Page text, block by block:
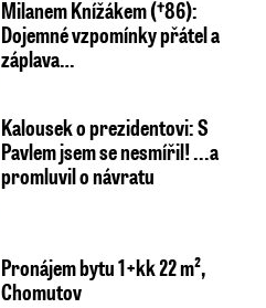
Milanem Knížákem (†86):
Dojemné vzpomínky přátel a
záplava…
Kalousek o prezidentovi: S
Pavlem jsem se nesmířil! ...a
promluvil o návratu
Pronájem bytu 1+kk 22 m²,
Chomutov